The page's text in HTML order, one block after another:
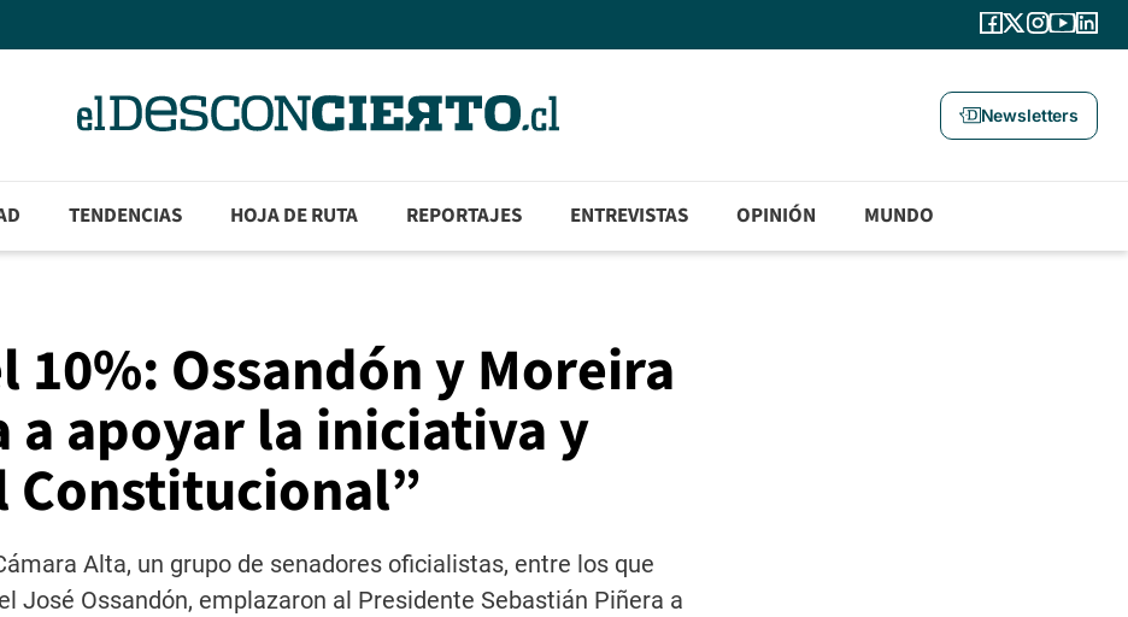
Newsletters
TENDENCIAS HOJA DE RUTA REPORTAJES ENTREVISTAS OPINIÓN MUNDO
Ossandón y Moreira
a apoyar la iniciativa y
Alta, un grupo de senadores oficialistas, entre los que
José Ossandón, emplazaron al Presidente Sebastián Piñera a